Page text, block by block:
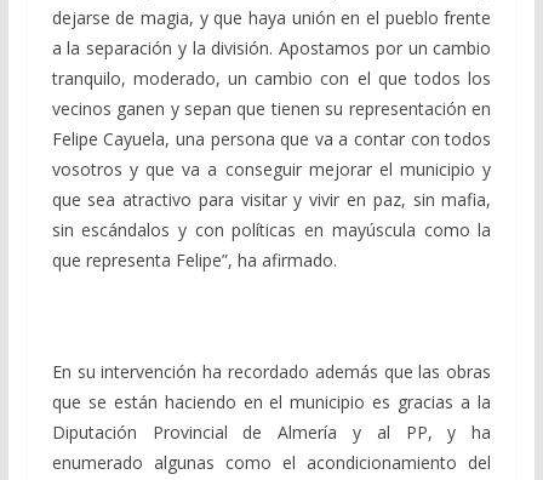
dejarse de magia, y que haya unión en el pueblo frente
a la separación y la división. Apostamos por un cambio
tranquilo, moderado, un cambio con el que todos los
vecinos ganen y sepan que tienen su representación en
Felipe Cayuela, una persona que va a contar con todos
vosotros y que va a conseguir mejorar el municipio y
que sea atractivo para visitar y vivir en paz, sin mafia,
sin escándalos y con políticas en mayúscula como la
que representa Felipe”, ha afirmado.
En su intervención ha recordado además que las obras
que se están haciendo en el municipio es gracias a la
Diputación Provincial de Almería y al PP, y ha
enumerado algunas como el acondicionamiento del